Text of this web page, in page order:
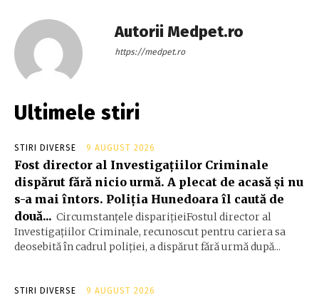
Autorii Medpet.ro
https://medpet.ro
Ultimele stiri
STIRI DIVERSE 9 AUGUST 2026
Fost director al Investigațiilor Criminale
dispărut fără nicio urmă. A plecat de acasă și nu
s-a mai întors. Poliția Hunedoara îl caută de
două... Circumstanțele disparițieiFostul director al
Investigațiilor Criminale, recunoscut pentru cariera sa
deosebită în cadrul poliției, a dispărut fără urmă după...
STIRI DIVERSE 9 AUGUST 2026